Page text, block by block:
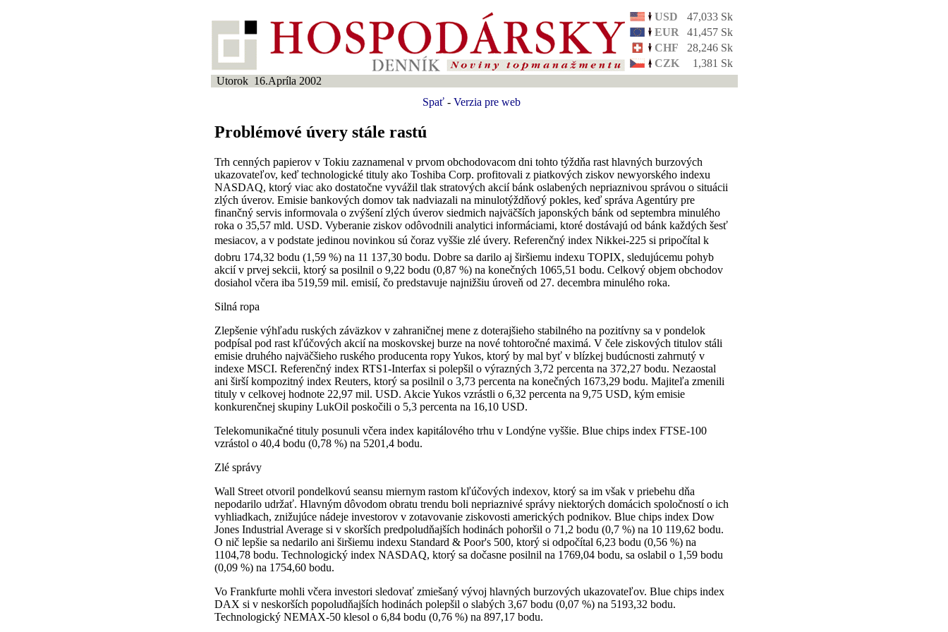
USD
47,033 Sk
EUR
41,457 Sk
CHF
28,246 Sk
CZK
1,381 Sk
Utorok 16.Apríla 2002
Spať - Verzia pre web
Problémové úvery stále rastú
Trh cenných papierov v Tokiu zaznamenal v prvom obchodovacom dni tohto týždňa rast hlavných burzových
ukazovateľov, keď technologické tituly ako Toshiba Corp. profitovali z piatkových ziskov newyorského indexu
NASDAQ, ktorý viac ako dostatočne vyvážil tlak stratových akcií bánk oslabených nepriaznivou správou o situácii
zlých úverov. Emisie bankových domov tak nadviazali na minulotýždňový pokles, keď správa Agentúry pre
finančný servis informovala o zvýšení zlých úverov siedmich najväčších japonských bánk od septembra minulého
roka o 35,57 mld. USD. Vyberanie ziskov odôvodnili analytici informáciami, ktoré dostávajú od bánk každých šesť
mesiacov, a v podstate jedinou novinkou sú čoraz vyššie zlé úvery. Referenčný index Nikkei-225 si pripočítal k
dobru 174,32 bodu (1,59 %) na 11 137,30 bodu. Dobre sa darilo aj širšiemu indexu TOPIX, sledujúcemu pohyb
akcií v prvej sekcii, ktorý sa posilnil o 9,22 bodu (0,87 %) na konečných 1065,51 bodu. Celkový objem obchodov
dosiahol včera iba 519,59 mil. emisií, čo predstavuje najnižšiu úroveň od 27. decembra minulého roka.
Silná ropa
Zlepšenie výhľadu ruských záväzkov v zahraničnej mene z doterajšieho stabilného na pozitívny sa v pondelok
podpísal pod rast kľúčových akcií na moskovskej burze na nové tohtoročné maximá. V čele ziskových titulov stáli
emisie druhého najväčšieho ruského producenta ropy Yukos, ktorý by mal byť v blízkej budúcnosti zahrnutý v
indexe MSCI. Referenčný index RTS1-Interfax si polepšil o výrazných 3,72 percenta na 372,27 bodu. Nezaostal
ani širší kompozitný index Reuters, ktorý sa posilnil o 3,73 percenta na konečných 1673,29 bodu. Majiteľa zmenili
tituly v celkovej hodnote 22,97 mil. USD. Akcie Yukos vzrástli o 6,32 percenta na 9,75 USD, kým emisie
konkurenčnej skupiny LukOil poskočili o 5,3 percenta na 16,10 USD.
Telekomunikačné tituly posunuli včera index kapitálového trhu v Londýne vyššie. Blue chips index FTSE-100
vzrástol o 40,4 bodu (0,78 %) na 5201,4 bodu.
Zlé správy
Wall Street otvoril pondelkovú seansu miernym rastom kľúčových indexov, ktorý sa im však v priebehu dňa
nepodarilo udržať. Hlavným dôvodom obratu trendu boli nepriaznivé správy niektorých domácich spoločností o ich
vyhliadkach, znižujúce nádeje investorov v zotavovanie ziskovosti amerických podnikov. Blue chips index Dow
Jones Industrial Average si v skorších predpoludňajších hodinách pohoršil o 71,2 bodu (0,7 %) na 10 119,62 bodu.
O nič lepšie sa nedarilo ani širšiemu indexu Standard & Poor's 500, ktorý si odpočítal 6,23 bodu (0,56 %) na
1104,78 bodu. Technologický index NASDAQ, ktorý sa dočasne posilnil na 1769,04 bodu, sa oslabil o 1,59 bodu
(0,09 %) na 1754,60 bodu.
Vo Frankfurte mohli včera investori sledovať zmiešaný vývoj hlavných burzových ukazovateľov. Blue chips index
DAX si v neskorších popoludňajších hodinách polepšil o slabých 3,67 bodu (0,07 %) na 5193,32 bodu.
Technologický NEMAX-50 klesol o 6,84 bodu (0,76 %) na 897,17 bodu.